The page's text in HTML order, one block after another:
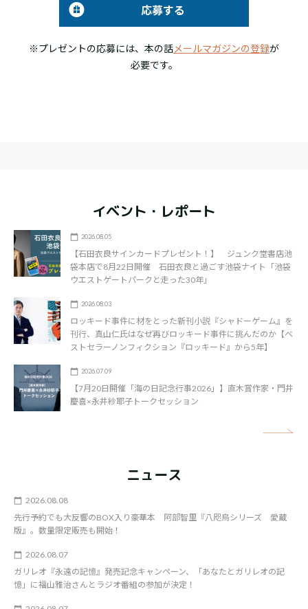
応募する
※プレゼントの応募には、本の話メールマガジンの登録が
必要です。
イベント・レポート
2026.08.05
【石田衣良サインカードプレゼント！】 ジュンク堂書店池
袋本店で8月22日開催 石田衣良と過ごす池袋ナイト「池袋
ウエストゲートパークと走った30年」
2026.08.03
ロッキード事件に材をとった新刊小説『シャドーゲーム』を
刊行、真山仁氏はなぜ再びロッキード事件に挑んだのか【ベ
ストセラーノンフィクション『ロッキード』から5年】
2026.07.09
【7月20日開催「海の日記念行事2026」】直木賞作家・門井
慶喜×永井紗耶子トークセッション
ニュース
2026.08.08
先行予約でも大反響のBOX入り豪華本 阿部智里『八咫烏シリーズ 愛蔵
版』。数量限定販売も開始！
2026.08.07
ガリレオ『永遠の記憶』発売記念キャンペーン、「あなたとガリレオの記
憶」に福山雅治さんとラジオ番組の参加が決定！